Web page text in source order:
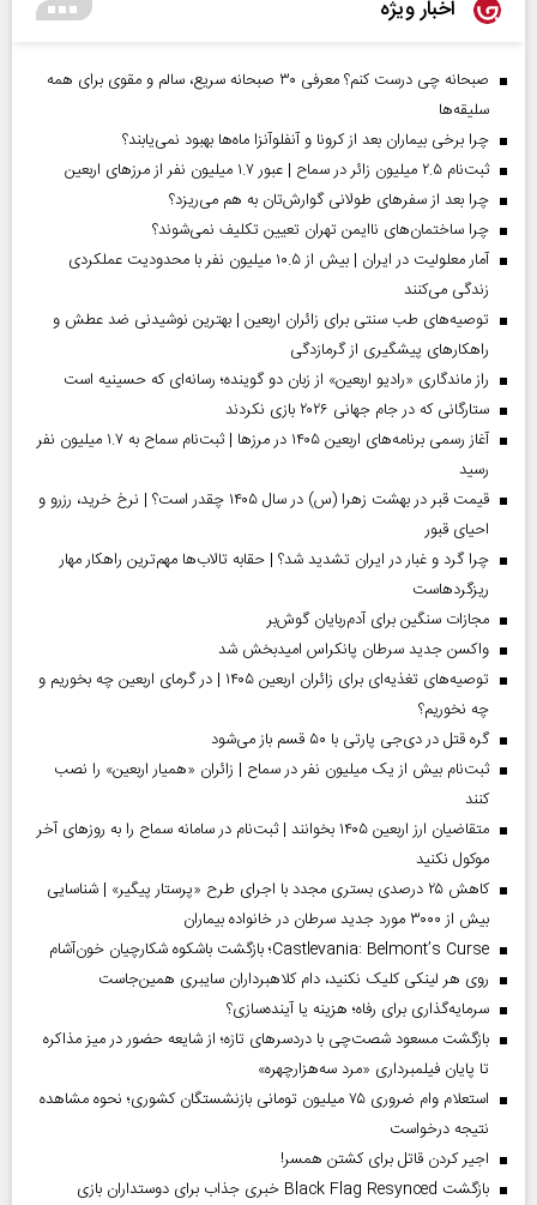
اخبار ویژه
صبحانه چی درست کنم؟ معرفی ۳۰ صبحانه سریع، سالم و مقوی برای همه
سلیقه‌ها
چرا برخی بیماران بعد از کرونا و آنفلوآنزا ماه‌ها بهبود نمی‌یابند؟
ثبت‌نام ۲.۵ میلیون زائر در سماح | عبور ۱.۷ میلیون نفر از مرز‌های اربعین
چرا بعد از سفرهای طولانی گوارش‌تان به هم می‌ریزد؟
چرا ساختمان‌های ناایمن تهران تعیین تکلیف نمی‌شوند؟
آمار معلولیت در ایران | بیش از ۱۰.۵ میلیون نفر با محدودیت عملکردی
زندگی می‌کنند
توصیه‌های طب سنتی برای زائران اربعین | بهترین نوشیدنی ضد عطش و
راهکارهای پیشگیری از گرمازدگی
راز ماندگاری «رادیو اربعین» از زبان دو گوینده؛ رسانه‌ای که حسینیه است
ستارگانی که در جام جهانی ۲۰۲۶ بازی نکردند
آغاز رسمی برنامه‌های اربعین ۱۴۰۵ در مرز‌ها | ثبت‌نام سماح به ۱.۷ میلیون نفر
رسید
قیمت قبر در بهشت زهرا (س) در سال ۱۴۰۵ چقدر است؟ | نرخ خرید، رزرو و
احیای قبور
چرا گرد و غبار در ایران تشدید شد؟ | حقابه تالاب‌ها مهم‌ترین راهکار مهار
ریزگردهاست
مجازات سنگین برای آدم‌ربایان گوش‌بر
واکسن جدید سرطان پانکراس امیدبخش شد
توصیه‌های تغذیه‌ای برای زائران اربعین ۱۴۰۵ | در گرمای اربعین چه بخوریم و
چه نخوریم؟
گره قتل در دی‌جی پارتی با ۵۰ قسم باز می‌شود
ثبت‌نام بیش از یک میلیون نفر در سماح | زائران «همیار اربعین» را نصب
کنند
متقاضیان ارز اربعین ۱۴۰۵ بخوانند | ثبت‌نام در سامانه سماح را به روز‌های آخر
موکول نکنید
کاهش ۲۵ درصدی بستری مجدد با اجرای طرح «پرستار پیگیر» | شناسایی
بیش از ۳۰۰۰ مورد جدید سرطان در خانواده بیماران
Castlevania: Belmont’s Curse؛ بازگشت باشکوه شکارچیان خون‌آشام
روی هر لینکی کلیک نکنید، دام کلاهبرداران سایبری همین‌جاست
سرمایه‌گذاری برای رفاه؛ هزینه یا آینده‌سازی؟
بازگشت مسعود شصت‌چی با دردسر‌های تازه؛ از شایعه حضور در میز مذاکره
تا پایان فیلمبرداری «مرد سه‌هزارچهره»
استعلام وام ضروری ۷۵ میلیون تومانی بازنشستگان کشوری؛ نحوه مشاهده
نتیجه درخواست
اجیر کردن قاتل برای کشتن همسر!
بازگشت Black Flag Resynced خبری جذاب برای دوستداران بازی